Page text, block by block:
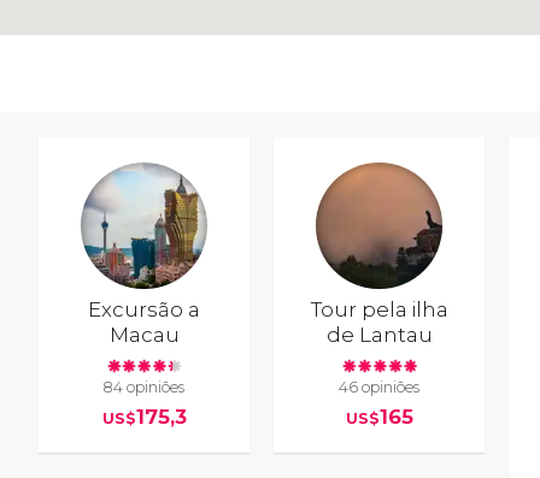
Excursão a
Macau
84 opiniões
US$175,3
Tour pela ilha
de Lantau
46 opiniões
US$165